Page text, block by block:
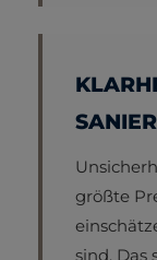
größte
sind. Das